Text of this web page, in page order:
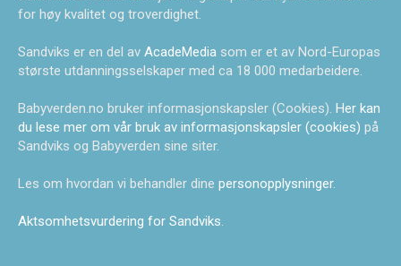
for høy kvalitet og troverdighet.
Sandviks er en del av AcadeMedia som er et av Nord-Europas
største utdanningsselskaper med ca 18 000 medarbeidere.
Babyverden.no bruker informasjonskapsler (Cookies). Her kan
du lese mer om vår bruk av informasjonskapsler (cookies) på
Sandviks og Babyverden sine siter.
Les om hvordan vi behandler dine personopplysninger.
Aktsomhetsvurdering for Sandviks.